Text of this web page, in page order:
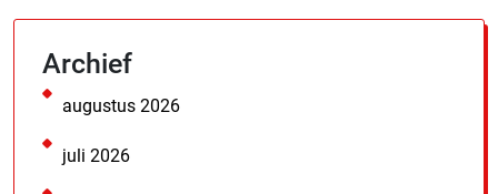
Archief
augustus 2026
juli 2026